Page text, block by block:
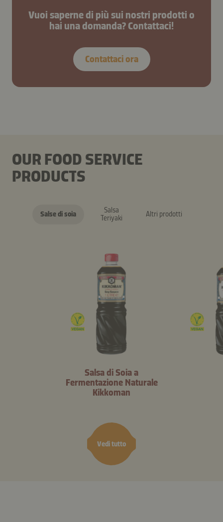
Vuoi saperne di più sui nostri prodotti o
hai una domanda? Contattaci!
Contattaci ora
OUR FOOD SERVICE
PRODUCTS
Vedi tutto
Salse di soia
Salsa
Teriyaki
Altri prodotti
Salsa di Soia a
Fermentazione Naturale
Kikkoman